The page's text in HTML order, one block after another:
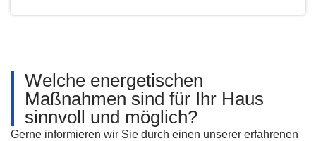
Welche energetischen
Maßnahmen sind für Ihr Haus
sinnvoll und möglich?
Gerne informieren wir Sie durch einen unserer erfahrenen